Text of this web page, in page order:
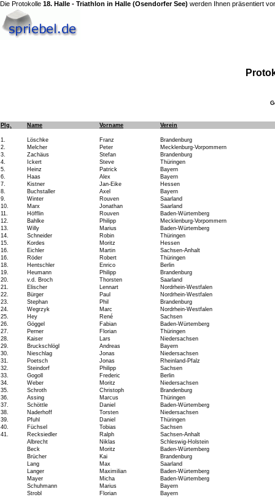
Die Protokolle 18. Halle - Triathlon in Halle (Osendorfer See) werden Ihnen präsentiert
Plg. Name Vorname Verein
1. Löschke Franz
Brandenburg
2.
Melcher Peter
Mecklenburg-Vorpommern
3.
Zachäus Stefan
Brandenburg
4.
Ickert Steve
Thüringen
5.
Heinz Patrick
Bayern
6.
Haas Alex
Bayern
7.
Kistner Jan-Eike
Hessen
8.
Buchstaller Axel
Bayern
9.
Winter Rouven
Saarland
10.
Marx Jonathan
Saarland
11.
Höfflin Rouven
Baden-Würtemberg
12.
Bahlke Philipp
Mecklenburg-Vorpommern
13.
Willy Marius
Baden-Würtemberg
14.
Schneider Robin
Thüringen
15.
Kordes Moritz
Hessen
16.
Eichler Martin
Sachsen-Anhalt
16.
Röder Robert
Thüringen
18.
Hentschler Enrico
Berlin
19.
Heumann Philipp
Brandenburg
20.
v.d. Broch Thorsten
Saarland
21.
Elischer Lennart
Nordrhein-Westfalen
22.
Bürger Paul
Nordrhein-Westfalen
23.
Stephan Phil
Brandenburg
24.
Wegrzyk Marc
Nordrhein-Westfalen
25.
Hey René
Sachsen
26.
Göggel Fabian
Baden-Würtemberg
27.
Perner Florian
Thüringen
28.
Kaiser Lars
Niedersachsen
29.
Bruckschlögl Andreas
Bayern
30.
Nieschlag Jonas
Niedersachsen
31.
Poetsch Jonas
Rheinland-Pfalz
32.
Steindorf Philipp
Sachsen
33.
Gogoll Frederic
Berlin
34.
Weber Moritz
Niedersachsen
35.
Schroth Christoph
Brandenburg
36.
Assing Marcus
Thüringen
37.
Schöttle Daniel
Baden-Würtemberg
38.
Naderhoff Torsten
Niedersachsen
39.
Pfuhl Daniel
Thüringen
40.
Füchsel Tobias
Sachsen
41.
Recksiedler Ralph
Sachsen-Anhalt
Albrecht
Niklas
Schleswig-Holstein
Beck
Moritz
Baden-Würtemberg
Brücher
Kai
Brandenburg
Lang
Max
Saarland
Langer
Maximilian
Baden-Würtemberg
Mayer
Micha
Baden-Würtemberg
Schuhmann
Marius
Bayern
Strobl
Florian Bayern